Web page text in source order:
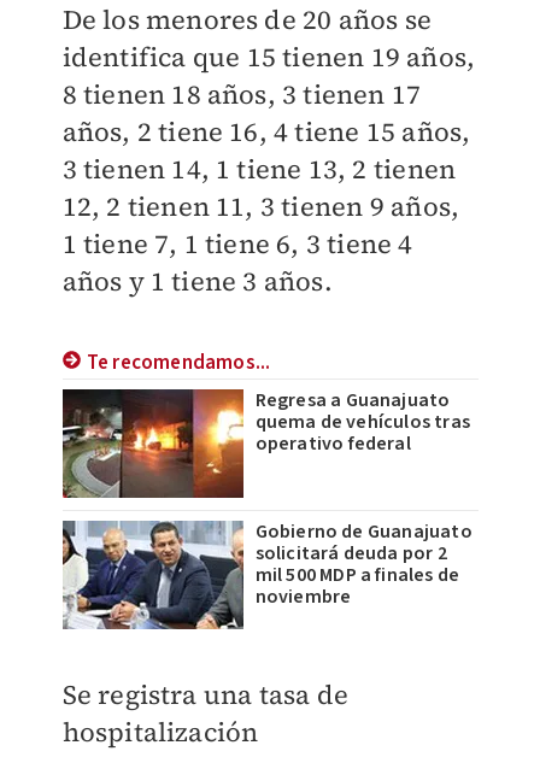
De los menores de 20 años se
identifica que 15 tienen 19 años,
8 tienen 18 años, 3 tienen 17
años, 2 tiene 16, 4 tiene 15 años,
3 tienen 14, 1 tiene 13, 2 tienen
12, 2 tienen 11, 3 tienen 9 años,
1 tiene 7, 1 tiene 6, 3 tiene 4
años y 1 tiene 3 años.
Te recomendamos...
Regresa a Guanajuato
quema de vehículos tras
operativo federal
Gobierno de Guanajuato
solicitará deuda por 2
mil 500 MDP a finales de
noviembre
Se registra una tasa de
hospitalización